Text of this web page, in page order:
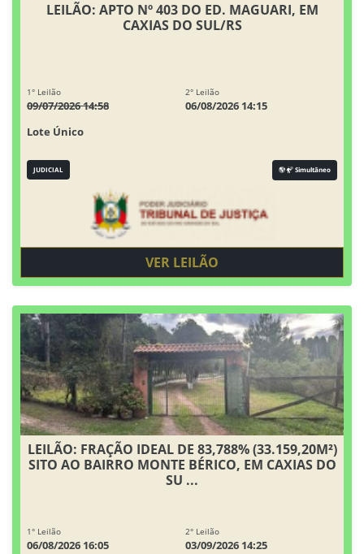
LEILÃO: APTO Nº 403 DO ED. MAGUARI, EM
CAXIAS DO SUL/RS
1° Leilão
09/07/2026 14:58
2° Leilão
06/08/2026 14:15
Lote Único
JUDICIAL Simultâneo
VER LEILÃO
LEILÃO: FRAÇÃO IDEAL DE 83,788% (33.159,20M²)
SITO AO BAIRRO MONTE BÉRICO, EM CAXIAS DO
SU ...
1° Leilão
06/08/2026 16:05
2° Leilão
03/09/2026 14:25